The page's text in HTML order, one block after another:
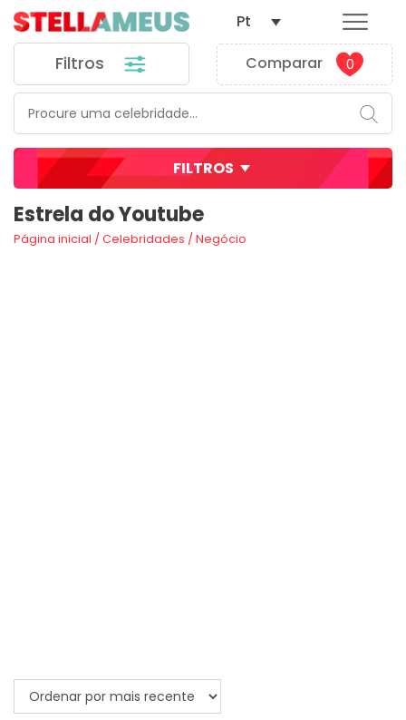
Filtros Comparar 0
Pt
FILTROS
Página inicial /Celebridades /Negócio
Estrela do Youtube